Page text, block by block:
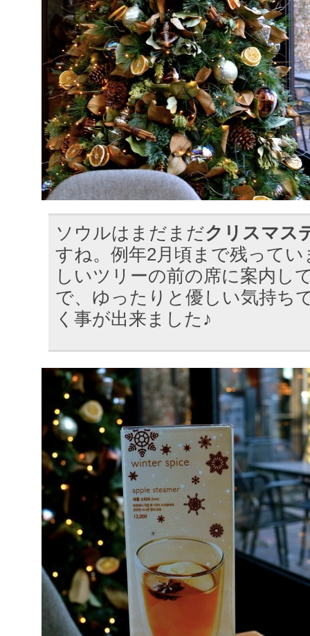
ソウルはまだまだクリスマス
すね。例年2月頃まで残って
しいツリーの前の席に案内し
で、ゆったりと優しい気持ち
く事が出来ました♪